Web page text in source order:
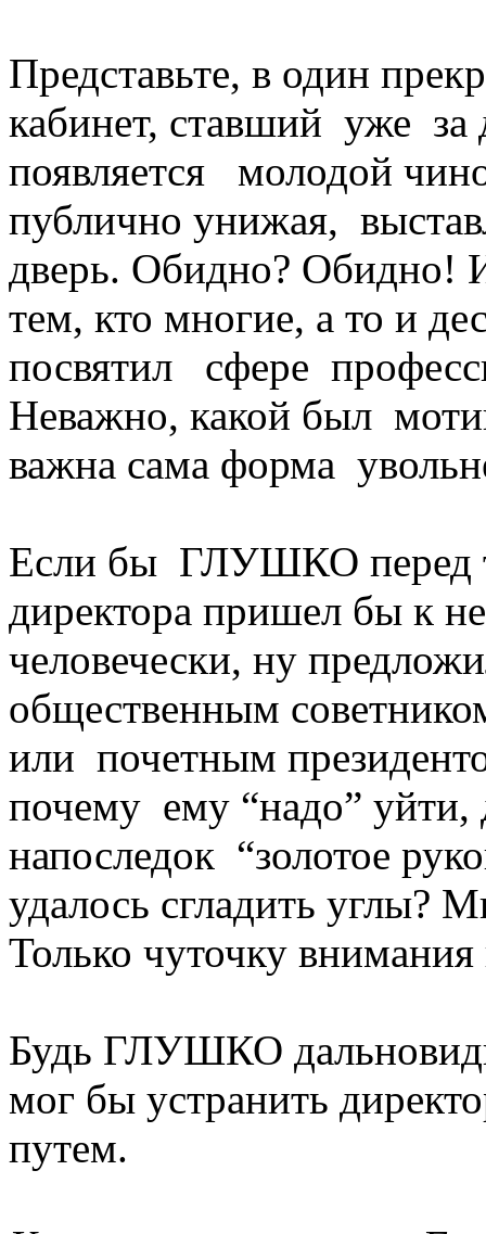
Представьте, в один
кабинет, ставший уже за
появляется молодой
публично унижая,
дверь. Обидно? Обидно!
тем, кто многие, а то и
посвятил сфере
Неважно, какой был
важна сама форма
Если бы ГЛУШКО перед
директора пришел бы к
человечески, ну
общественным
или почетным
почему ему “надо” уйти,
напоследок “золотое
удалось сгладить углы?
Только чуточку
Будь ГЛУШКО
мог бы устранить
путем.